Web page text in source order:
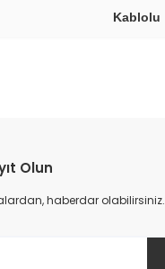
Kablolu
Olun
haberdar olabilirsiniz.